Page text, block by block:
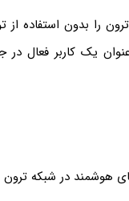
یک کاربر فعال
هوشمند در شبکه